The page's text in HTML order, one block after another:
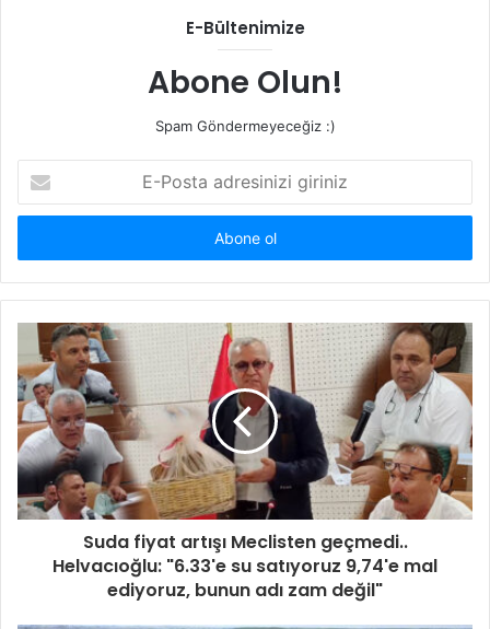
E-Bültenimize
Abone Olun!
Spam Göndermeyeceğiz :)
Posta
adresinizi
Suda fiyat artışı Meclisten geçmedi..
Helvacıoğlu: "6.33'e su satıyoruz 9,74'e mal
ediyoruz, bunun adı zam değil"